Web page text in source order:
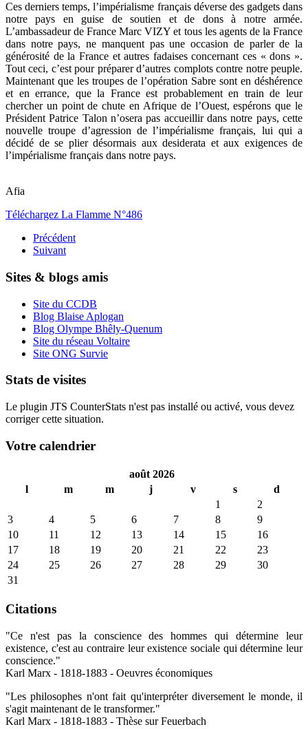
Ces derniers temps, l’impérialisme français déverse des gadgets dans
notre pays en guise de soutien et de dons à notre armée.
L’ambassadeur de France Marc VIZY et tous les agents de la France
dans notre pays, ne manquent pas une occasion de parler de la
générosité de la France et autres fadaises concernant ces « dons ».
Tout ceci, c’est pour préparer d’autres complots contre notre peuple.
Maintenant que les troupes de l’opération Sabre sont en déshérence
et en errance, que la France est probablement en train de leur
chercher un point de chute en Afrique de l’Ouest, espérons que le
Président Patrice Talon n’osera pas accueillir dans notre pays, cette
nouvelle troupe d’agression de l’impérialisme français, lui qui a
décidé de se plier désormais aux desiderata et aux exigences de
l’impérialisme français dans notre pays.
Afia
Téléchargez La Flamme N°486
Précédent
Suivant
Sites & blogs amis
Site du CCDB
Blog Blaise Aplogan
Blog Olympe Bhêly-Quenum
Site du réseau Voltaire
Site ONG Survie
Stats de visites
Le plugin JTS CounterStats n'est pas installé ou activé, vous devez
corriger cette situation.
Votre calendrier
août 2026
l
m m j v s
d
1
2
3
4 5 6 7 8
9
10
11 12 13 14 15
16
17
18 19 20 21 22
23
24
25 26 27 28 29
30
31
Citations
"Ce n'est pas la conscience des hommes qui détermine leur
existence, c'est au contraire leur existence sociale qui détermine leur
conscience."
Karl Marx - 1818-1883 - Oeuvres économiques
"Les philosophes n'ont fait qu'interpréter diversement le monde, il
s'agit maintenant de le transformer."
Karl Marx - 1818-1883 - Thèse sur Feuerbach